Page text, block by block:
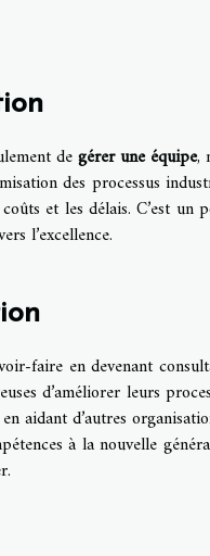
degérer une équipe,
des processus
et les délais. C’est un
l’excellence.
faire en devenant
d’améliorer leurs
aidant d’autres
à la nouvelle